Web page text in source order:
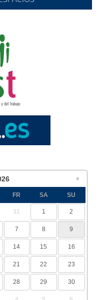
FR SA SU
31 1 2
7 8 9
14 15 16
21 22 23
28 29 30